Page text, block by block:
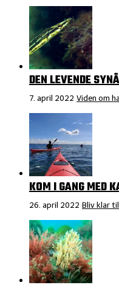
DEN LEVENDE
7. april 2022 Viden om
KOM I GANG MED
26. april 2022 Bliv klar